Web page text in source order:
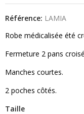
Référence: LAMIA
Robe médicalisée été
Fermeture 2 pans
Manches courtes.
2 poches côtés.
Taille